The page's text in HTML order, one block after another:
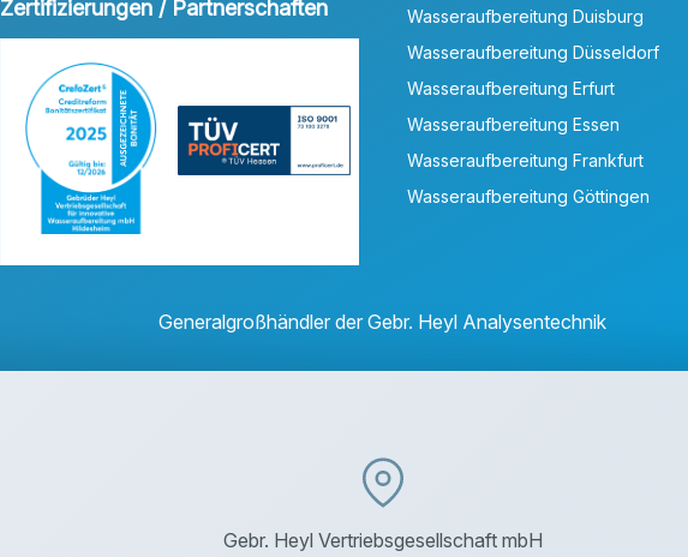
Zertifizierungen / Partnerschaften
Wasseraufbereitung Duisburg
Wasseraufbereitung Düsseldorf
Wasseraufbereitung Erfurt
Wasseraufbereitung Essen
Wasseraufbereitung Frankfurt
Wasseraufbereitung Göttingen
Generalgroßhändler der Gebr. Heyl Analysentechnik
Gebr. Heyl Vertriebsgesellschaft mbH